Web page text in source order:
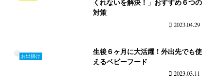
くれないを解決！」おすすめ６つの
対策
2023.04.29
お出掛け
生後６ヶ月に大活躍！外出先でも使
えるベビーフード
2023.03.11